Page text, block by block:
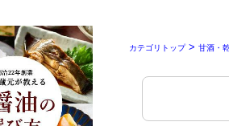
カテゴリトップ> 甘酒・